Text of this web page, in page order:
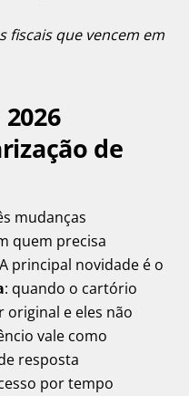
fiscais que vencem em
de
mudanças
quem precisa
principal novidade é o
: quando o cartório
e eles não
vale como
resposta
por tempo